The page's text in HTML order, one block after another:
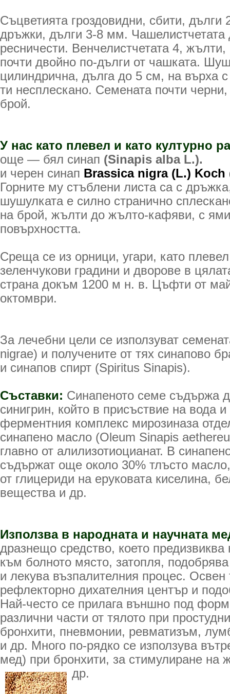
Съцветията гроздовидни, сбити, дълги
дръжки, дълги 3-8 мм.
ресничести. Венче­листчетата 4,
почти двойно по-дълги от чашка­та.
цилиндрична, дълга до 5 см, на върха
ти несплескано. Семената почти
брой.
У нас като плевел и като културно
още — бял синап (Sinapis alba L.).
и черен синап Brassica nigra (L.)
Горните му стъблени листа са с
шушулката е силно странично
на брой, жълти до жълто-кафяви, с
повърхността.
Среща се из орници, угари, като
зеленчукови градини и дворове в
страна докъм 1200 м н. в. Цъфти от
октомври.
За лечебни цели се използуват
nigrae) и получените от тях синапово
и синапов спирт (Spiritus Sinapis).
Съставки: Синапеното семе съдържа
синигрин, който в присъствие на вода
ферментния комплекс мирозиназа
синапено масло (Oleum Sinapis
главно от алилизотиоцианат. В
съдържат още около 30% тлъсто
от глицериди на еруковата киселина,
вещества и др.
Използва в народната и научната
дразнещо средство, което
към болното място, затопля,
и лекува възпалителния процес. Освен
рефлекторно дихателния център и
Най-често се прилага външно под
различни части от тялото при
бронхити, пневмонии, ревматизъм,
и др. Много по-рядко се използува
мед) при бронхити, за стимулиране на
др.